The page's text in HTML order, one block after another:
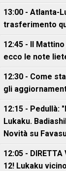
13:00 - Atlanta-
trasferimento
12:45 - Il
ecco le note
12:30 - Come
gli
12:15 - Pedullà:
Lukaku.
Novità su
12:05 - DIRETTA
12! Lukaku